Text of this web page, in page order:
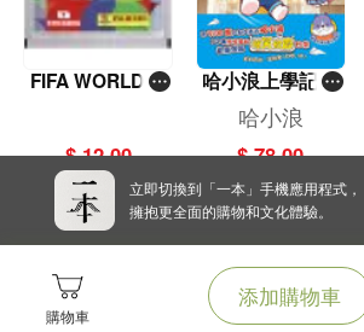
購物車
添加購物車
FIFA WORLD C
包）
$ 12.00
哈小浪上學記(1
3)——逃出神奇
博物館
哈小浪
$ 78.00
立即切換到「一本」手機應用程式，
擁抱更全面的購物和文化體驗。